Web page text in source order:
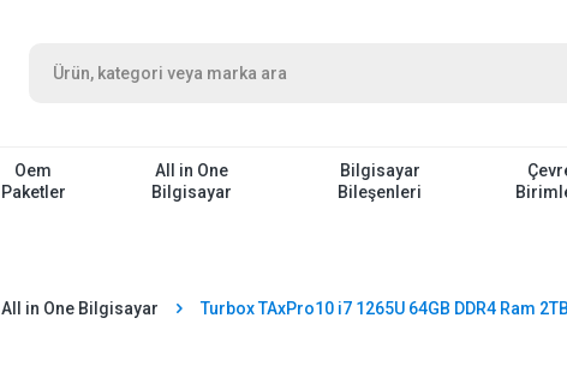
Oem
Paketler
All in One
Bilgisayar
Bilgisayar
Bileşenleri
All in One Bilgisayar Turbox TAxPro10 i7 1265U 64GB DDR4 Ram